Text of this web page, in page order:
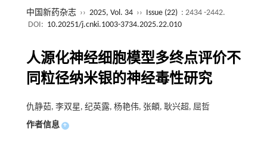
中国新药杂志 ›› 2025, Vol. 34 ›› Issue (22) : 2434 -2442.
DOI: 10.20251/j.cnki.1003-3734.2025.22.010
人源化神经细胞模型多终点评价不
同粒径纳米银的神经毒性研究
仇静茹, 李双星, 纪英露, 杨艳伟, 张頔, 耿兴超, 屈哲
作者信息 +